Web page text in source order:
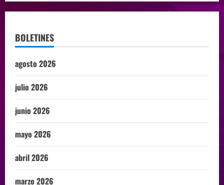
BOLETINES
agosto 2026
julio 2026
junio 2026
mayo 2026
abril 2026
marzo 2026